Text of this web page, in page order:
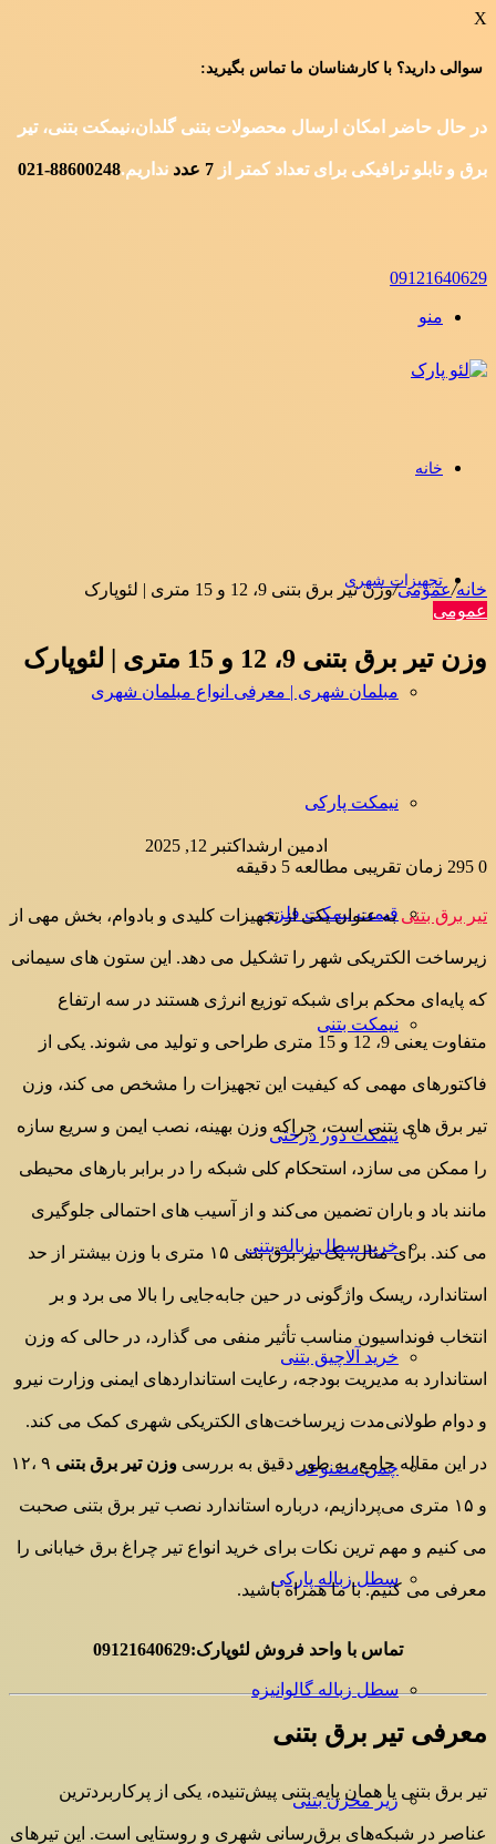
X
سوالی دارید؟ با کارشناسان ما تماس بگیرید:
در حال حاضر امکان ارسال محصولات بتنی گلدان،نیمکت بتنی، تیر
برق و تابلو ترافیکی برای تعداد کمتر از عدد نداریم.88600248-021
09121640629
منو
خانه
تجهیزات شهری
مبلمان شهری | معرفی انواع مبلمان شهری
نیمکت پارکی
قیمت نیمکت فلزی
نیمکت بتنی
نیمکت دور درختی
خرید سطل زباله بتنی
خرید آلاچیق بتنی
چمن مصنوعی
سطل زباله پارکی
سطل زباله گالوانیزه
زیر مخزن بتنی
خانه/عمومی/وزن تیر برق بتنی 9، 12 و 15 متری | لئوپارک
عمومی
وزن تیر برق بتنی 9، 12 و 15 متری | لئوپارک
ادمین ارشد اکتبر 12, 2025
0
زمان تقریبی مطالعه 5 دقیقه
تیر برق بتنی به عنوان یکی از تجهیزات کلیدی و بادوام، بخش مهی از
زیرساخت‌ الکتریکی شهر را تشکیل می دهد. این ستون های سیمانی
که پایه‌ای محکم برای شبکه‌ توزیع انرژی هستند در سه ارتفاع
متفاوت یعنی 9، 12 و 15 متری طراحی و تولید می شوند. یکی از
فاکتورهای مهمی که کیفیت این تجهیزات را مشخص می کند، وزن
تیر برق های بتنی است، چراکه وزن بهینه، نصب ایمن و سریع سازه
را ممکن می سازد، استحکام کلی شبکه را در برابر بارهای محیطی
مانند باد و باران تضمین می‌کند و از آسیب های احتمالی جلوگیری
می کند. برای مثال، یک تیر برق بتنی ۱۵ متری با وزن بیشتر از حد
استاندارد، ریسک واژگونی در حین جابه‌جایی را بالا می برد و بر
انتخاب فونداسیون مناسب تأثیر منفی می گذارد، در حالی که وزن
استاندارد به مدیریت بودجه، رعایت استانداردهای ایمنی وزارت نیرو
و دوام طولانی‌مدت زیرساخت‌های الکتریکی شهری کمک می کند.
در این مقاله جامع، به طور دقیق به بررسی وزن تیر برق بتنی ۹ ،۱۲
و ۱۵ متری می‌پردازیم، درباره استاندارد نصب تیر برق بتنی صحبت
می کنیم و مهم ترین نکات برای خرید انواع تیر چراغ برق خیابانی را
معرفی می کنیم. با ما همراه باشید.
تماس با واحد فروش لئوپارک:09121640629
معرفی تیر برق بتنی
تیر برق بتنی یا همان پایه بتنی پیش‌تنیده، یکی از پرکاربردترین
عناصر در شبکه‌های برق‌رسانی شهری و روستایی است. این تیرهای